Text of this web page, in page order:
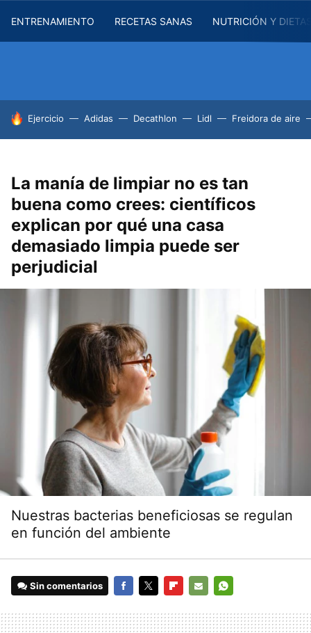
ENTRENAMIENTO RECETAS SANAS NUTRICIÓN Y
HOY SE HABLA DE
Ejercicio Adidas Decathlon Lidl Freidora de aire
La manía de limpiar no es tan
buena como crees: científicos
explican por qué una casa
demasiado limpia puede ser
perjudicial
Nuestras bacterias beneficiosas se regulan
en función del ambiente
Sin comentarios
MAIL